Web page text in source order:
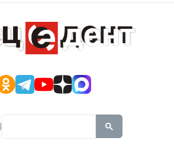
To search this site, enter a